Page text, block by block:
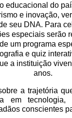
educacional do
e inovação,
seu DNA. Para
especiais serão
um programa
e quiz
a instituição
anos.
a trajetória
em tecnologia,
conscientes